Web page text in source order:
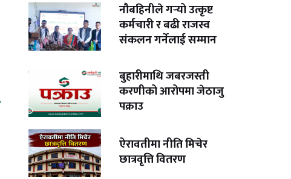
नौबहिनीले गर्‍यो उत्कृष्ट
कर्मचारी र बढी राजस्व
संकलन गर्नेलाई सम्मान
बुहारीमाथि जबरजस्ती
करणीको आरोपमा जेठाजु
पक्राउ
ऐरावतीमा नीति मिचेर
छात्रवृत्ति वितरण